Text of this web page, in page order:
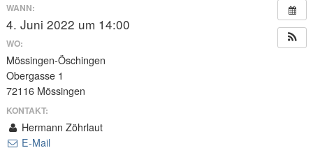
WANN:
4. Juni 2022 um 14:00
WO:
Mössingen-Öschingen
Obergasse 1
72116 Mössingen
KONTAKT:
Hermann Zöhrlaut
E-Mail